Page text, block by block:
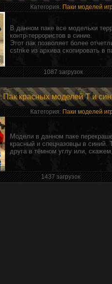
Категория:Паки моделей
В данном паке все модельки
контр-террористов в синие.
Этот пак позволяет более
cstrike из архива скопировать в
1087 загрузок
Пак красных моделей T и
Категория:Паки моделей
Модели в данном паке
красный и спецназовцы в синий.
друга в тёмном углу или,
1437 загрузок